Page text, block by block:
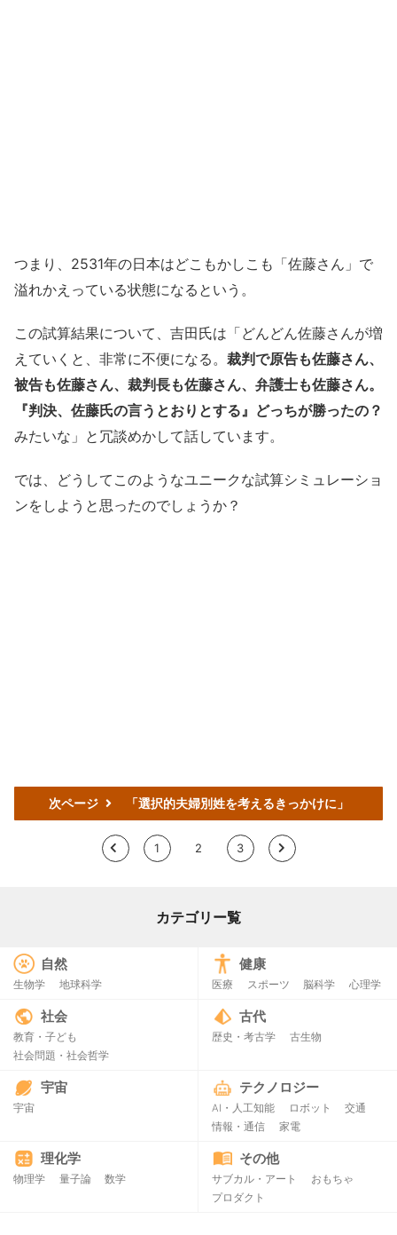
つまり、2531年の日本はどこもかしこも「佐藤さん」で
溢れかえっている状態になるという。
この試算結果について、吉田氏は「どんどん佐藤さんが増
えていくと、非常に不便になる。 裁判で原告も佐藤さん、
被告も佐藤さん、裁判長も佐藤さん、弁護士も佐藤さん。
『判決、佐藤氏の言うとおりとする』どっちが勝ったの？
みたいな」と冗談めかして話しています。
では、どうしてこのようなユニークな試算シミュレーショ
ンをしようと思ったのでしょうか？
次ページ 「選択的夫婦別姓を考えるきっかけに」
< 1 2 3 >
カテゴリー覧
自然
生物学 地球科学
健康
医療 スポーツ 脳科学 心理学
社会
教育・子ども
社会問題・社会哲学
古代
歴史・考古学 古生物
宇宙
宇宙
テクノロジー
AI・人工知能 ロボット
交通
情報・通信
家電
理化学
物理学 量子論 数学
その他
サブカル・アート
おもちゃ
プロダクト